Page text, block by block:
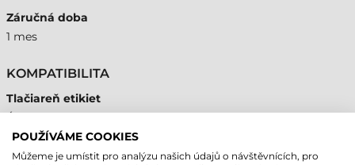
Záručná doba
1 mes
KOMPATIBILITA
Tlačiareň etikiet
Áno
POUŽÍVÁME COOKIES
Můžeme je umístit pro analýzu našich údajů o návštěvnících, pro